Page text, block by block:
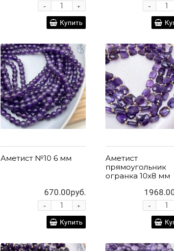
+
-
Купить
-
Аметист №10 6 мм
670.00руб.
+
-
Купить
Аметист
прямоугольник
огранка 10х8 мм
-